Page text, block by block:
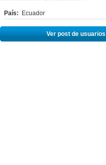
País: Ecuador
Ver post de usuarios